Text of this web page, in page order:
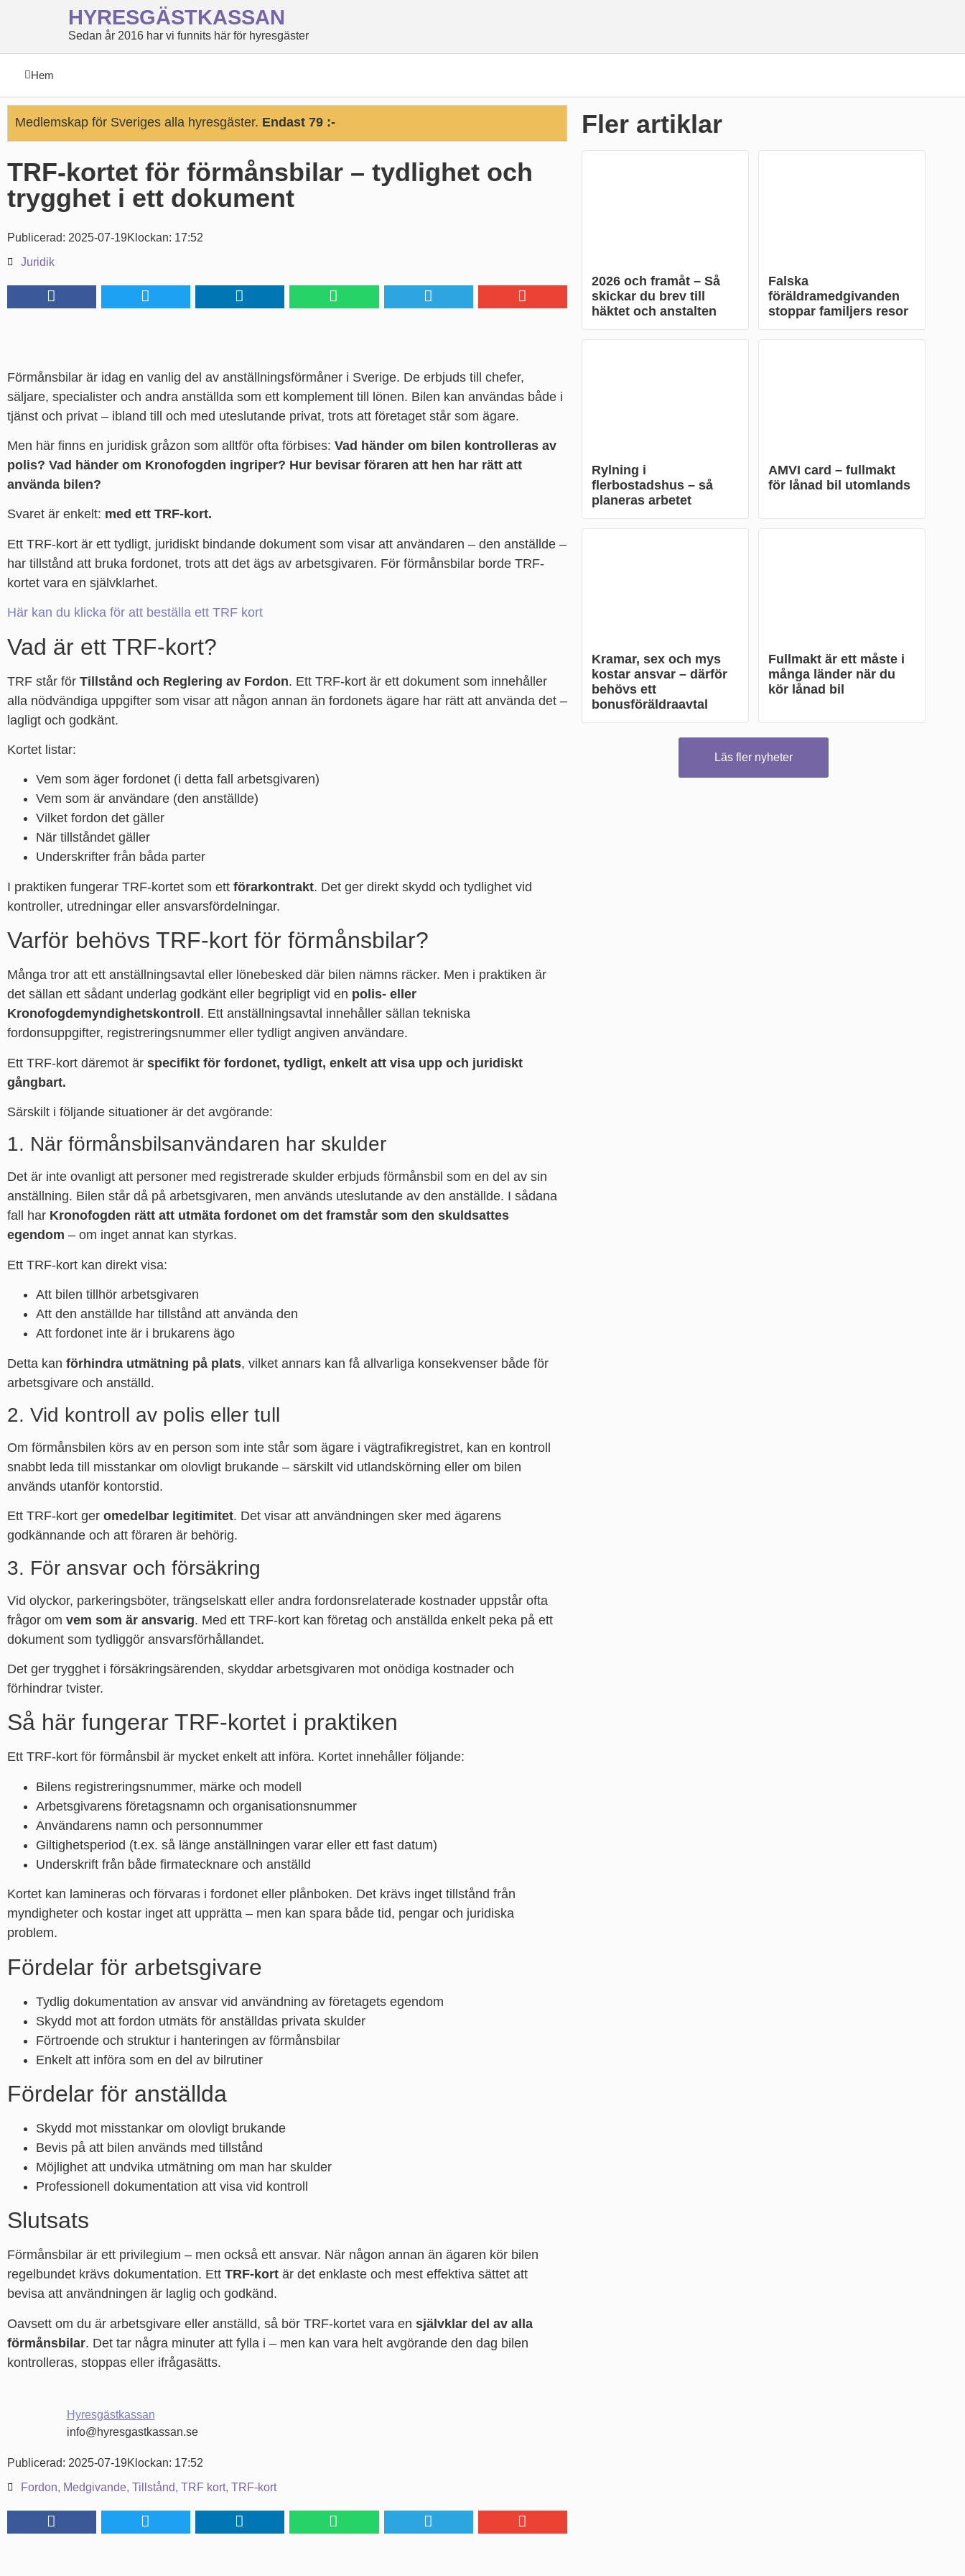
HYRESGÄSTKASSAN
Sedan år 2016 har vi funnits här för hyresgäster
Hem
Medlemskap för Sveriges alla hyresgäster. Endast 79 :-
TRF-kortet för förmånsbilar – tydlighet och
trygghet i ett dokument
Publicerad: 2025-07-19Klockan: 17:52
Juridik
Förmånsbilar är idag en vanlig del av anställningsförmåner i Sverige. De erbjuds till chefer,
säljare, specialister och andra anställda som ett komplement till lönen. Bilen kan användas både i
tjänst och privat – ibland till och med uteslutande privat, trots att företaget står som ägare.
Men här finns en juridisk gråzon som alltför ofta förbises: Vad händer om bilen kontrolleras av
polis? Vad händer om Kronofogden ingriper? Hur bevisar föraren att hen har rätt att
använda bilen?
Svaret är enkelt: med ett TRF-kort.
Ett TRF-kort är ett tydligt, juridiskt bindande dokument som visar att användaren – den anställde –
har tillstånd att bruka fordonet, trots att det ägs av arbetsgivaren. För förmånsbilar borde TRF-
kortet vara en självklarhet.
Här kan du klicka för att beställa ett TRF kort
Vad är ett TRF-kort?
TRF står för Tillstånd och Reglering av Fordon. Ett TRF-kort är ett dokument som innehåller
alla nödvändiga uppgifter som visar att någon annan än fordonets ägare har rätt att använda det –
lagligt och godkänt.
Kortet listar:
Vem som äger fordonet (i detta fall arbetsgivaren)
Vem som är användare (den anställde)
Vilket fordon det gäller
När tillståndet gäller
Underskrifter från båda parter
I praktiken fungerar TRF-kortet som ett förarkontrakt. Det ger direkt skydd och tydlighet vid
kontroller, utredningar eller ansvarsfördelningar.
Varför behövs TRF-kort för förmånsbilar?
Många tror att ett anställningsavtal eller lönebesked där bilen nämns räcker. Men i praktiken är
det sällan ett sådant underlag godkänt eller begripligt vid en polis- eller
Kronofogdemyndighetskontroll . Ett anställningsavtal innehåller sällan tekniska
fordonsuppgifter, registreringsnummer eller tydligt angiven användare.
Ett TRF-kort däremot är specifikt för fordonet, tydligt, enkelt att visa upp och juridiskt
gångbart.
Särskilt i följande situationer är det avgörande:
1. När förmånsbilsanvändaren har skulder
Det är inte ovanligt att personer med registrerade skulder erbjuds förmånsbil som en del av sin
anställning. Bilen står då på arbetsgivaren, men används uteslutande av den anställde. I sådana
fall har Kronofogden rätt att utmäta fordonet om det framstår som den skuldsattes
egendom – om inget annat kan styrkas.
Ett TRF-kort kan direkt visa:
Att bilen tillhör arbetsgivaren
Att den anställde har tillstånd att använda den
Att fordonet inte är i brukarens ägo
Detta kan förhindra utmätning på plats, vilket annars kan få allvarliga konsekvenser både för
arbetsgivare och anställd.
2. Vid kontroll av polis eller tull
Om förmånsbilen körs av en person som inte står som ägare i vägtrafikregistret, kan en kontroll
snabbt leda till misstankar om olovligt brukande – särskilt vid utlandskörning eller om bilen
används utanför kontorstid.
Ett TRF-kort ger omedelbar legitimitet. Det visar att användningen sker med ägarens
godkännande och att föraren är behörig.
3. För ansvar och försäkring
Vid olyckor, parkeringsböter, trängselskatt eller andra fordonsrelaterade kostnader uppstår ofta
frågor om vem som är ansvarig. Med ett TRF-kort kan företag och anställda enkelt peka på ett
dokument som tydliggör ansvarsförhållandet.
Det ger trygghet i försäkringsärenden, skyddar arbetsgivaren mot onödiga kostnader och
förhindrar tvister.
Så här fungerar TRF-kortet i praktiken
Ett TRF-kort för förmånsbil är mycket enkelt att införa. Kortet innehåller följande:
Bilens registreringsnummer, märke och modell
Arbetsgivarens företagsnamn och organisationsnummer
Användarens namn och personnummer
Giltighetsperiod (t.ex. så länge anställningen varar eller ett fast datum)
Underskrift från både firmatecknare och anställd
Kortet kan lamineras och förvaras i fordonet eller plånboken. Det krävs inget tillstånd från
myndigheter och kostar inget att upprätta – men kan spara både tid, pengar och juridiska
problem.
Fördelar för arbetsgivare
Tydlig dokumentation av ansvar vid användning av företagets egendom
Skydd mot att fordon utmäts för anställdas privata skulder
Förtroende och struktur i hanteringen av förmånsbilar
Enkelt att införa som en del av bilrutiner
Fördelar för anställda
Skydd mot misstankar om olovligt brukande
Bevis på att bilen används med tillstånd
Möjlighet att undvika utmätning om man har skulder
Professionell dokumentation att visa vid kontroll
Slutsats
Förmånsbilar är ett privilegium – men också ett ansvar. När någon annan än ägaren kör bilen
regelbundet krävs dokumentation. Ett TRF-kort är det enklaste och mest effektiva sättet att
bevisa att användningen är laglig och godkänd.
Oavsett om du är arbetsgivare eller anställd, så bör TRF-kortet vara en självklar del av alla
förmånsbilar. Det tar några minuter att fylla i – men kan vara helt avgörande den dag bilen
kontrolleras, stoppas eller ifrågasätts.
Hyresgästkassan
info@hyresgastkassan.se
Publicerad: 2025-07-19Klockan: 17:52
Fordon, Medgivande, Tillstånd, TRF kort, TRF-kort
Fler artiklar
2026 och framåt – Så
skickar du brev till
häktet och anstalten
Falska
föräldramedgivanden
stoppar familjers resor
Rylning i
flerbostadshus – så
planeras arbetet
AMVI card – fullmakt
för lånad bil utomlands
Kramar, sex och mys
kostar ansvar – därför
behövs ett
bonusföräldraavtal
Fullmakt är ett måste i
många länder när du
kör lånad bil
Läs fler nyheter